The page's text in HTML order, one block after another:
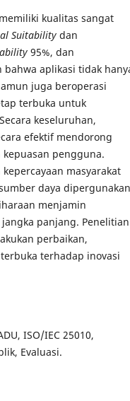
kualitas sangat
Suitability dan
95%, dan
aplikasi tidak
juga beroperasi
terbuka untuk
keseluruhan,
efektif mendorong
pengguna.
masyarakat
daya dipergunakan
menjamin
panjang. Penelitian
perbaikan,
terhadap inovasi
ISO/IEC 25010,
Evaluasi.